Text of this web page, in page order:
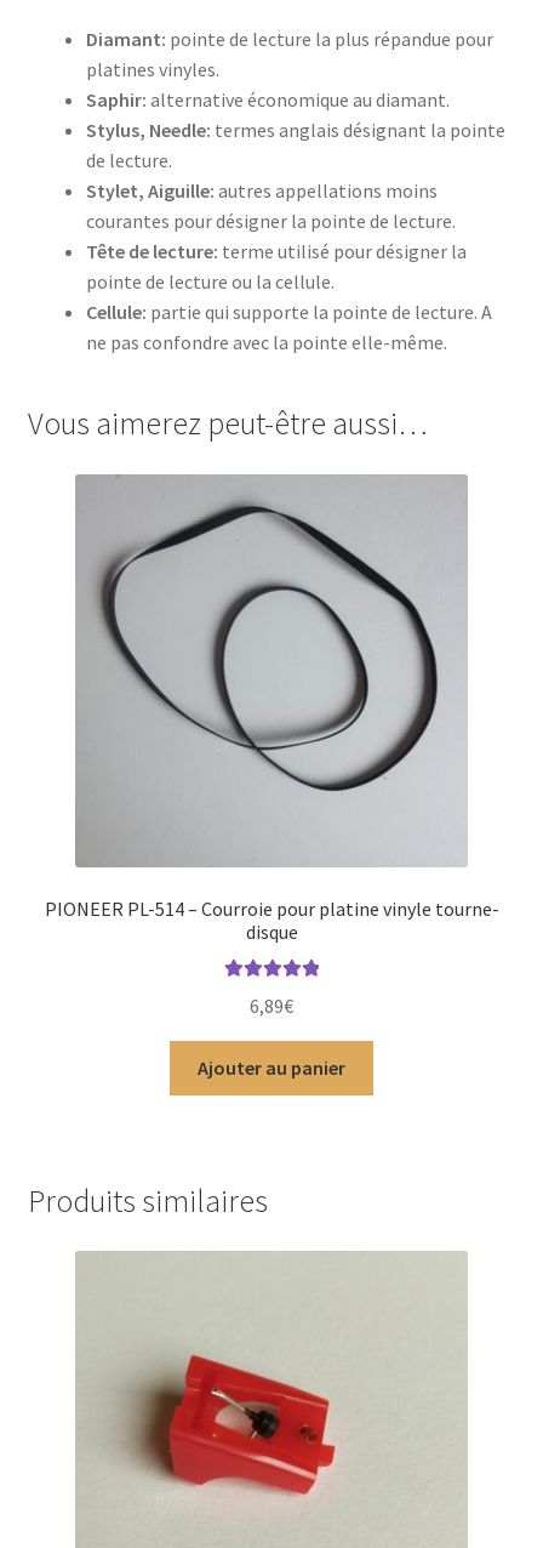
Diamant: pointe de lecture la plus répandue pour
platines vinyles.
Saphir: alternative économique au diamant.
Stylus, Needle: termes anglais désignant la pointe
de lecture.
Stylet, Aiguille: autres appellations moins
courantes pour désigner la pointe de lecture.
Tête de lecture: terme utilisé pour désigner la
pointe de lecture ou la cellule.
Cellule: partie qui supporte la pointe de lecture. A
ne pas confondre avec la pointe elle-même.
Vous aimerez peut-être aussi…
PIONEER PL-514 – Courroie pour platine vinyle tourne-
disque
6,89€
Ajouter au panier
Produits similaires